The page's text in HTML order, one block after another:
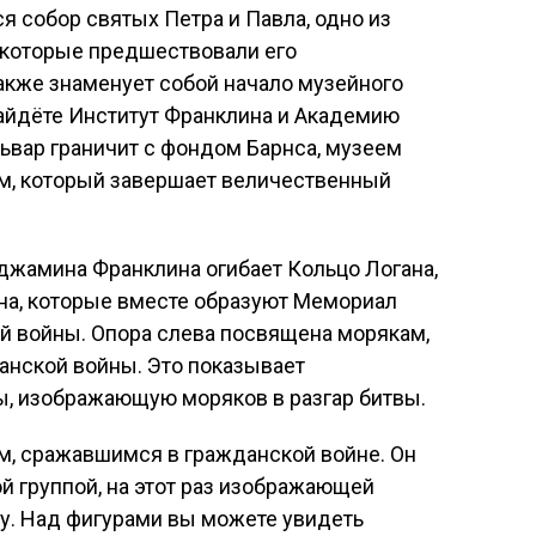
собор святых Петра и Павла, одно из
предшествовали его
знаменует собой начало музейного
Институт Франклина и Академию
граничит с фондом Барнса, музеем
который завершает величественный
Франклина огибает Кольцо Логана,
которые вместе образуют Мемориал
войны. Опора слева посвящена морякам,
войны. Это показывает
изображающую моряков в разгар битвы.
сражавшимся в гражданской войне. Он
группой, на этот раз изображающей
Над фигурами вы можете увидеть